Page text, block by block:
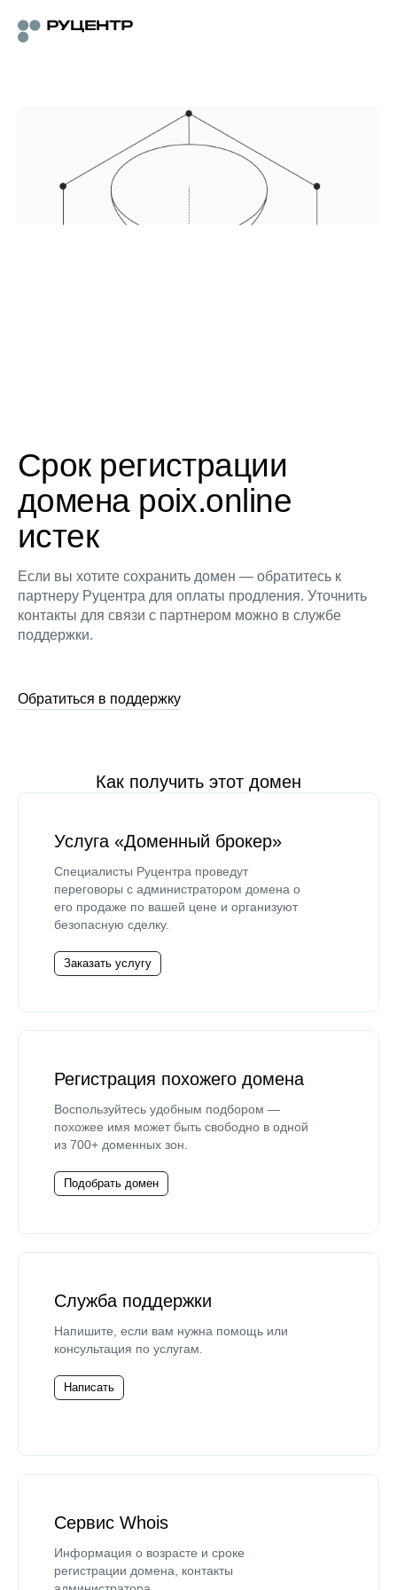
Срок регистрации
домена poix.online
истек
Если вы хотите сохранить домен — обратитесь к
партнеру Руцентра для оплаты продления. Уточнить
контакты для связи с партнером можно в службе
поддержки.
Обратиться в поддержку
Как получить этот домен
Услуга «Доменный брокер»
Специалисты Руцентра проведут
переговоры с администратором домена о
его продаже по вашей цене и организуют
безопасную сделку.
Заказать услугу
Регистрация похожего домена
Воспользуйтесь удобным подбором —
похожее имя может быть свободно в одной
из 700+ доменных зон.
Подобрать домен
Служба поддержки
Напишите, если вам нужна помощь или
консультация по услугам.
Написать
Сервис Whois
Информация о возрасте и сроке
регистрации домена, контакты